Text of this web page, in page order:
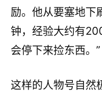
励。他从要塞地下
钟，经验大约有
会停下来捡东西。”
这样的人物号自然